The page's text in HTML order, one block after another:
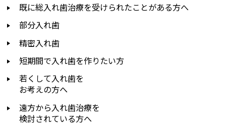
既に総入れ歯治療を受けられたことがある方へ
部分入れ歯
精密入れ歯
短期間で入れ歯を作りたい方
若くして入れ歯を
お考えの方へ
遠方から入れ歯治療を
検討されている方へ